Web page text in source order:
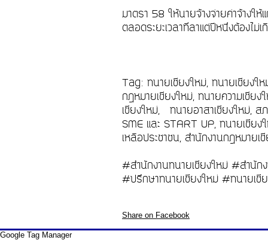
มาตรา 58 ให้นายจ้างจ่ายค่าจ้างให้
ตลอดระยะเวลาที่ลาแต่ปีหนึ่งต้องไ
Tag: ทนายเชียงใหม่, ทนายเชียงใ
กฎหมายเชียงใหม่, ทนายความเชีย
เชียงใหม่, ทนายอาสาเชียงใหม่, ส
SME และ START UP, ทนายเชีย
เหลือประชาชน, สำนักงานกฎหมาย
#สำนักงานทนายเชียงใหม่ #สำนัก
#ปรึกษาทนายเชียงใหม่ #ทนายเชี
Share on Facebook
Google Tag Manager